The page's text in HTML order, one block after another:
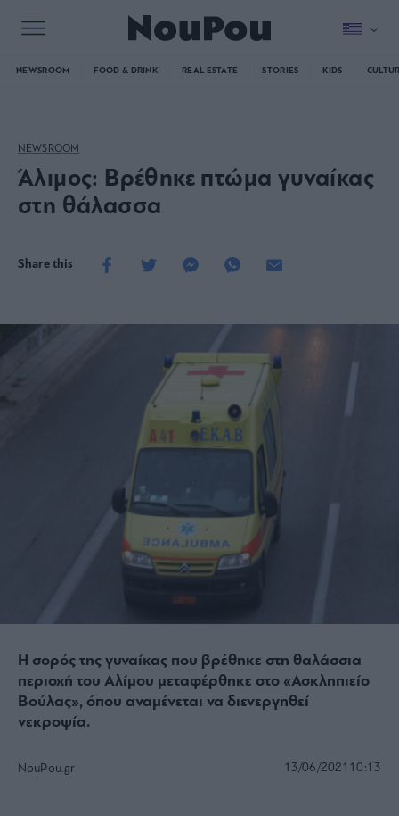
NEWSROOM FOOD & DRINK REAL ESTATE STORIES KIDS
NEWSROOM
Άλιμος: Βρέθηκε πτώμα γυναίκας
στη θάλασσα
Share this
Η σορός της γυναίκας που βρέθηκε στη θαλάσσια
περιοχή του Αλίμου μεταφέρθηκε στο «Ασκληπιείο
Βούλας», όπου αναμένεται να διενεργηθεί
νεκροψία.
NouPou.gr 13/06/2021 10:13